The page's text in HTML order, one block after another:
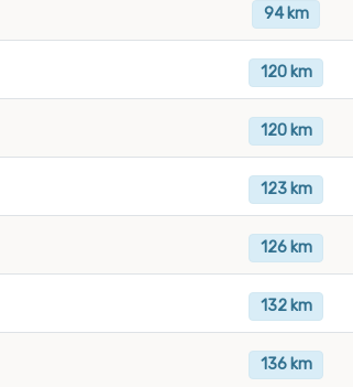
94 km
120 km
120 km
123 km
126 km
132 km
136 km